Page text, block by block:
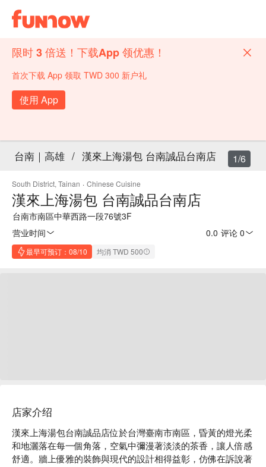
限时 3 倍送！下载App 领优惠！
首次下载 App 领取 TWD 300 新户礼
使用 App
台南｜高雄 / 漢來上海湯包 台南誠品台南店
South District, Tainan · Chinese Cuisine
漢來上海湯包 台南誠品台南店
台南市南區中華西路一段76號3F
营业时间
0.0 评论 0
最早可预订：08/10 均消 TWD 500
1/6
店家介绍
漢來上海湯包台南誠品店位於台灣臺南市南區，昏黃的燈光柔
和地灑落在每一個角落，空氣中彌漫著淡淡的茶香，讓人倍感
舒適。牆上優雅的裝飾與現代的設計相得益彰，仿佛在訴說著